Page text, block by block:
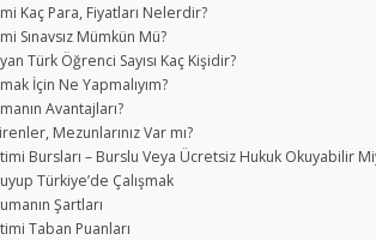
Kaç Para, Fiyatları Nelerdir?
Sınavsız Mümkün Mü?
Türk Öğrenci Sayısı Kaç Kişidir?
İçin Ne Yapmalıyım?
Avantajları?
Mezunlarınız Var mı?
Bursları – Burslu Veya Ücretsiz Hukuk Okuyabilir
Türkiye’de Çalışmak
Şartları
Taban Puanları